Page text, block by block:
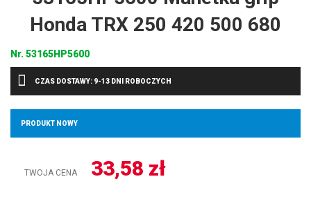
Honda TRX 250 420 500 680
Nr.53165HP5600
CZAS DOSTAWY: 9-13 DNI ROBOCZYCH
PRODUKT NOWY
TWOJA CENA 33,58 zł